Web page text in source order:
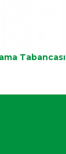
Tabancası